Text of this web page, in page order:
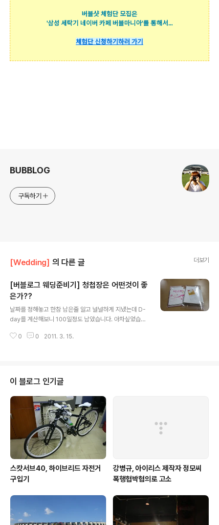
버블샷 체험단 모집은
'삼성 세탁기 네이버 카페 버블마니아'를 통해서...
체험단 신청하기 하러 가기
BUBBLOG
구독하기
[Wedding] 의 다른 글 더보기
[버블로그 웨딩준비기] 청첩장은 어떤것이 좋
은가??
날짜를 정해놓고 한참 남은줄 알고 널널하게 지냈는데 D-
day를 계산해보니 100일정도 남았습니다. 아차싶었습니
면서 이게 처음이다 보니 뭐부터 해야할지도 모르겠고 마
가 4월 말에는 선거가 끼어있어서 일도 손에서 놓을 수 없
으니까 말이에요. 일단 웨딩촬영은 다음달 초부터 알아볼
생각인데요. 이것도 다른 사람에 비하면 많이 늦은 준비라
고 할 수 있습니다. 남들이 왜 아직이냐 라고 물어보는데 그
럼 전 대외적으로는 바빠서라고 대답하고 개인적으로는 아
직 다이어트를 하지 못했기 때문입니다. 하하하하..
0 0 2011. 3. 15.
이 블로그 인기글
스캇서브40, 하이브리드 자전거
구입기
강병규, 아이리스 제작자 정모씨
폭행협박혐의로 고소